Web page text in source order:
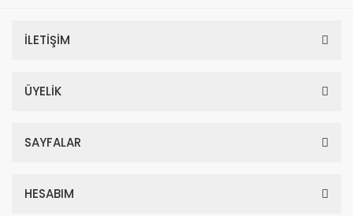
İLETİŞİM
ÜYELİK
SAYFALAR
HESABIM